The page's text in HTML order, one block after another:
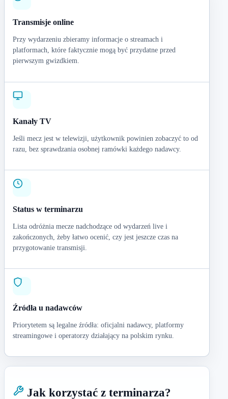
Transmisje online
Przy wydarzeniu zbieramy informacje o streamach i
platformach, które faktycznie mogą być przydatne przed
pierwszym gwizdkiem.
Kanały TV
Jeśli mecz jest w telewizji, użytkownik powinien zobaczyć to od
razu, bez sprawdzania osobnej ramówki każdego nadawcy.
Status w terminarzu
Lista odróżnia mecze nadchodzące od wydarzeń live i
zakończonych, żeby łatwo ocenić, czy jest jeszcze czas na
przygotowanie transmisji.
Źródła u nadawców
Priorytetem są legalne źródła: oficjalni nadawcy, platformy
streamingowe i operatorzy działający na polskim rynku.
Jak korzystać z terminarza?